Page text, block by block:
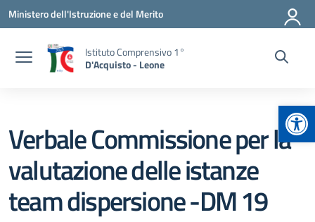
Vai ai contenuti
Vai al menu di navigazione
Vai al footer
Ministero dell'Istruzione e del Merito
Istituto Comprensivo 1°
D'Acquisto - Leone
Verbale Commissione per la
valutazione delle istanze
team dispersione -DM 19